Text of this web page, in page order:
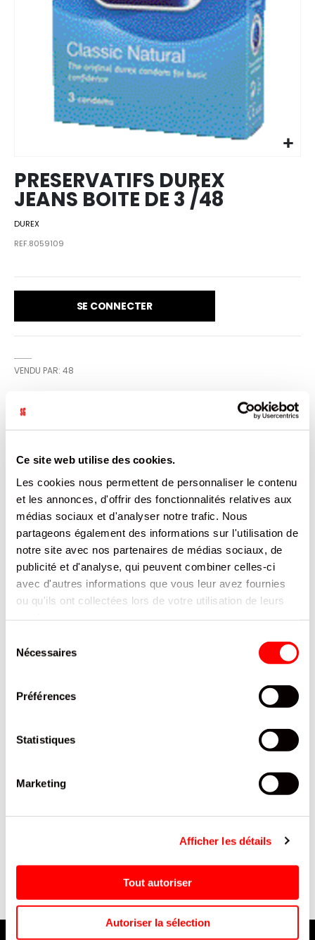
Ce site web utilise des cookies.
Les cookies nous permettent de personnaliser le contenu
et les annonces, d'offrir des fonctionnalités relatives aux
médias sociaux et d'analyser notre trafic. Nous
partageons également des informations sur l'utilisation de
notre site avec nos partenaires de médias sociaux, de
publicité et d'analyse, qui peuvent combiner celles-ci
avec d'autres informations que vous leur avez fournies
ou qu'ils ont collectées lors de votre utilisation de leurs
Nécessaires
Préférences
Statistiques
Marketing
Afficher les détails
Tout autoriser
Autoriser la sélection
images
gallery
PRESERVATIFS DUREX
JEANS BOITE DE 3 /48
DUREX
REF.8059109
SE CONNECTER
VENDU PAR: 48
INFORMATION
en latex lubrifiés au silicone. Forme profilée et réservoir.
Qualité Durex : Testé électroniquement à 100 %, cinq tests
de qualité sont réalisés sur chaque lot
CARACTÉRISTIQUES
DOCUMENTATION
PRODUITS QUI POURRAIENT VOUS
OLIVES FARCIES PIMENT
LIQUIDE DE RINCAGE LAVE
10L